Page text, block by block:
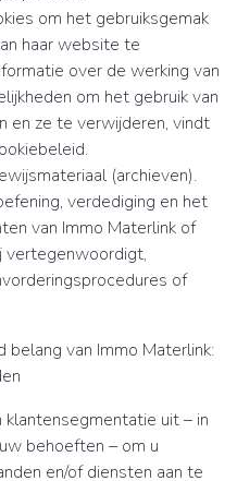
om het gebruiksgemak
haar website te
over de werking van
om het gebruik van
en ze te verwijderen, vindt
(archieven).
verdediging en het
van Immo Materlink of
vertegenwoordigt,
of
van Immo Materlink:
uit – in
behoeften – om u
en/of diensten aan te